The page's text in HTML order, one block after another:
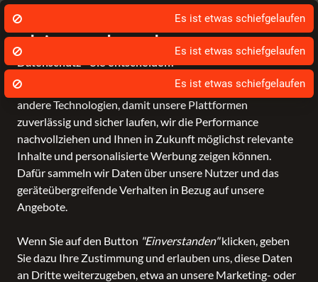
Wir nutzen Cookies um unsere Dienste zu
erbringen und zu verbessern.
Datenschutz - Sie entscheiden!
Bagmondo und unsere Partner nutzen Cookies und
andere Technologien, damit unsere Plattformen
zuverlässig und sicher laufen, wir die Performance
nachvollziehen und Ihnen in Zukunft möglichst relevante
Inhalte und personalisierte Werbung zeigen können.
Dafür sammeln wir Daten über unsere Nutzer und das
geräteübergreifende Verhalten in Bezug auf unsere
Angebote.
Wenn Sie auf den Button "Einverstanden"klicken, geben
Sie dazu Ihre Zustimmung und erlauben uns, diese Daten
an Dritte weiterzugeben, etwa an unsere Marketing- oder
Es ist etwas schiefgelaufen
Es ist etwas schiefgelaufen
Es ist etwas schiefgelaufen